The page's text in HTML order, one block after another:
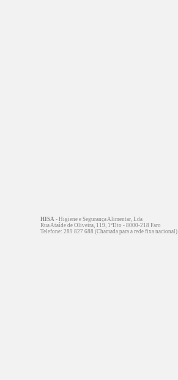
HISA - Higiene e Segurança Alimentar, Lda
Rua Ataíde de Oliveira, 119, 1ºDto - 8000-218 Faro
Telefone: 289 827 688 (Chamada para a rede fixa nacional)